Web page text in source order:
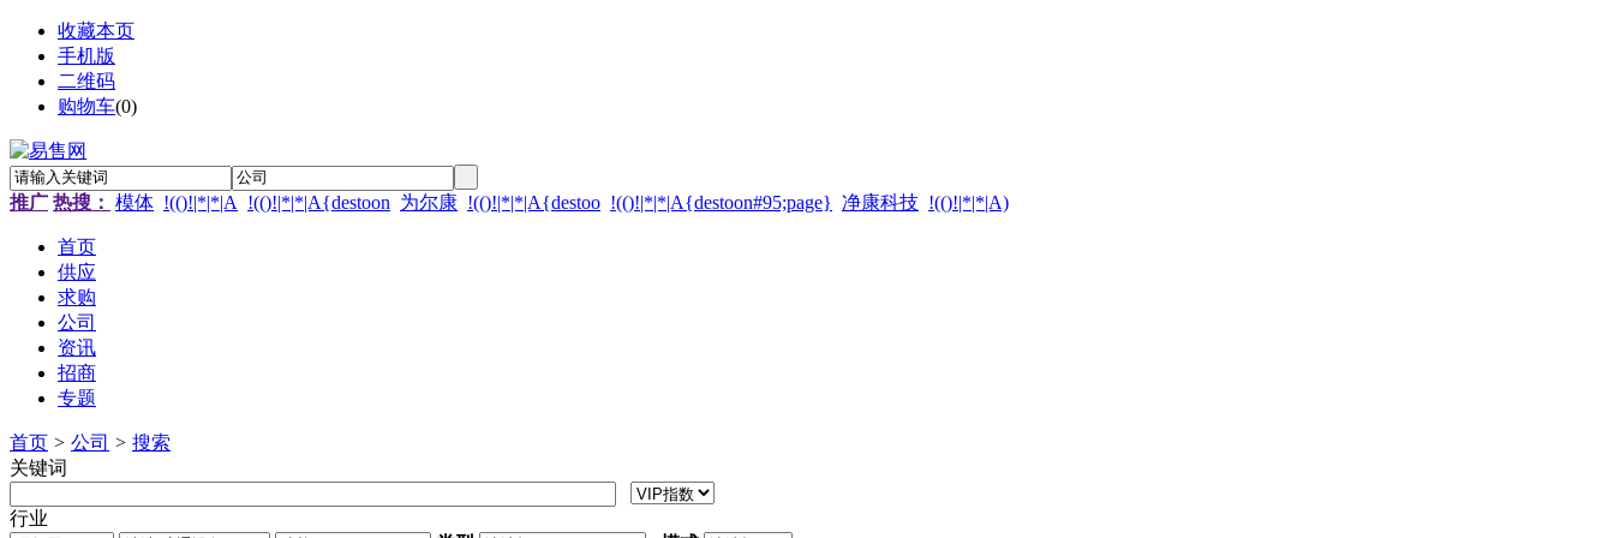
收藏本页
手机版
二维码
购物车(0)
推广 热搜： 模体 !(()!|*|*|A !(()!|*|*|A{destoon 为尔康 !(()!|*|*|A{destoo !(()!|*|*|A{destoon#95;page} 净康科技 !(()!|*|*|A)
首页
供应
求购
公司
资讯
招商
专题
首页 > 公司 > 搜索
关键词
行业